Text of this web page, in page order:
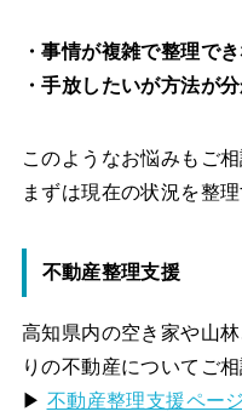
・事情が複雑で整理で
・手放したいが方法が
このようなお悩みもご相
まずは現在の状況を整
不動産整理支援
高知県内の空き家や山
りの不動産についてご相
▶ 不動産整理支援ペー